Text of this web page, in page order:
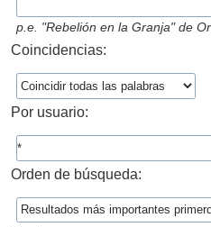
p.e. "Rebelión en la Granja" de
Coincidencias:
Por usuario:
Orden de búsqueda: